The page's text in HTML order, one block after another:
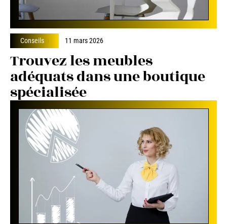
Conseils 11 mars 2026
Trouvez les meubles
adéquats dans une boutique
spécialisée